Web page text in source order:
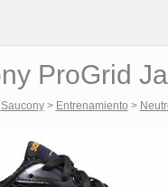
ProGrid
Saucony> Entrenamiento >